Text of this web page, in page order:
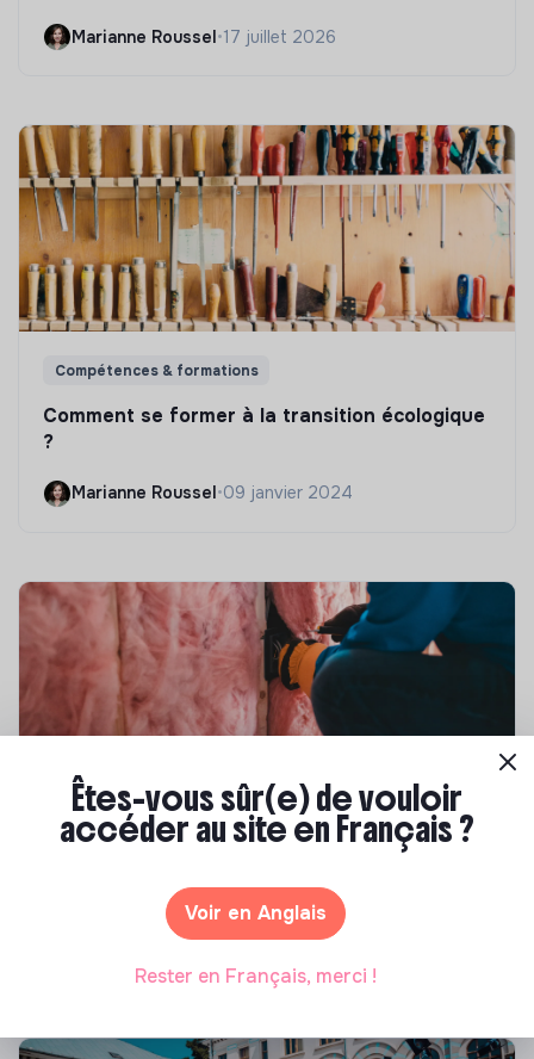
Marianne Roussel•17 juillet 2026
Compétences & formations
Comment se former à la transition écologique
?
Marianne Roussel •09 janvier 2024
Compétences & formations
énergétique des bâtiments
Êtes-vous sûr(e) de vouloir
accéder au site en Français ?
Voir en Anglais
Rester en Français, merci !